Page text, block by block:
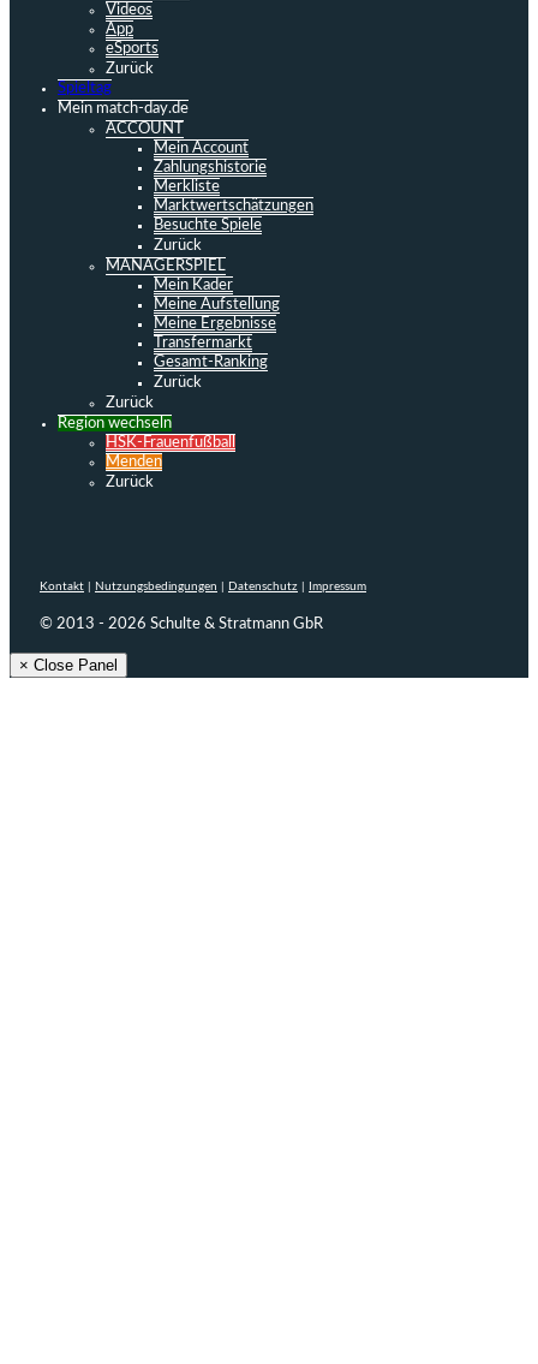
Videos
App
eSports
Zurück
Spieltag
Mein match-day.de
ACCOUNT
Mein Account
Zahlungshistorie
Merkliste
Marktwertschätzungen
Besuchte Spiele
Zurück
MANAGERSPIEL
Mein Kader
Meine Aufstellung
Meine Ergebnisse
Transfermarkt
Gesamt-Ranking
Zurück
Zurück
Region wechseln
HSK-Frauenfußball
Menden
Zurück
Kontakt Nutzungsbedingungen Datenschutz Impressum
© 2013 - 2026 Schulte & Stratmann GbR
× Close Panel